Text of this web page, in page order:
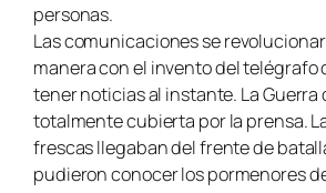
personas.
Las comunicaciones se
manera con el invento del telégrafo
tener noticias al instante. La Guerra
totalmente cubierta por la prensa.
frescas llegaban del frente de
pudieron conocer los pormenores